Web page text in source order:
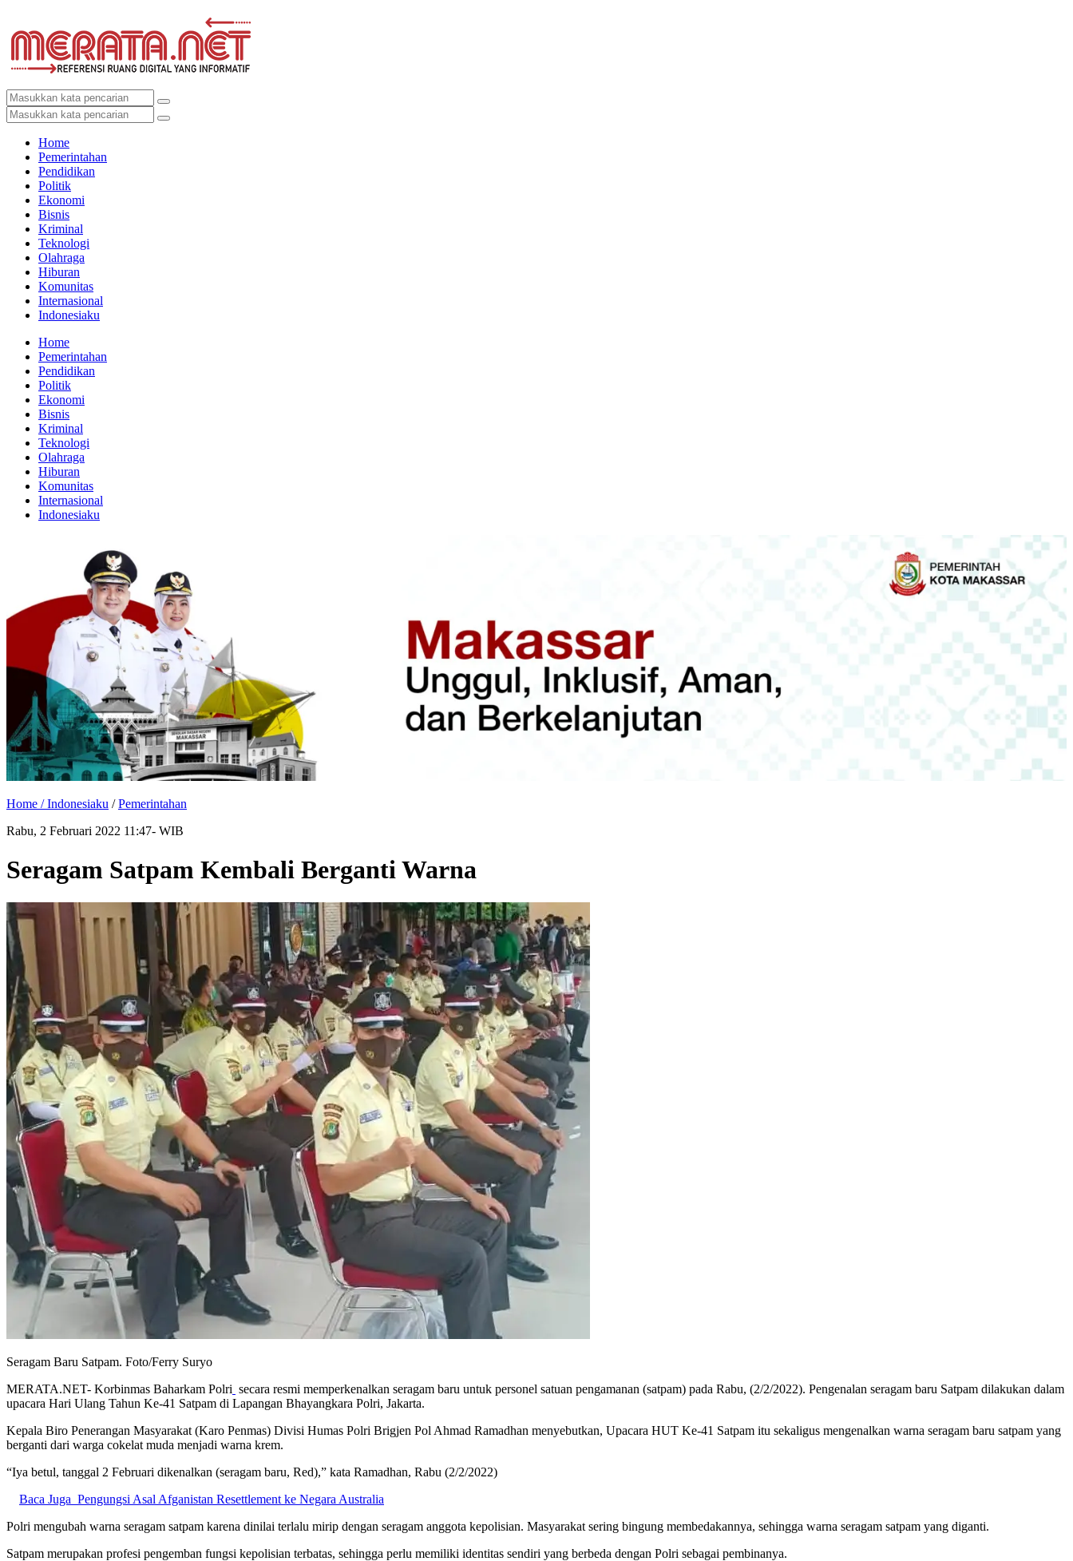
Home
Pemerintahan
Pendidikan
Politik
Ekonomi
Bisnis
Kriminal
Teknologi
Olahraga
Hiburan
Komunitas
Internasional
Indonesiaku
Home
Pemerintahan
Pendidikan
Politik
Ekonomi
Bisnis
Kriminal
Teknologi
Olahraga
Hiburan
Komunitas
Internasional
Indonesiaku
Home /Indonesiaku /Pemerintahan
Rabu, 2 Februari 2022 11:47- WIB
Seragam Satpam Kembali Berganti Warna
Seragam Baru Satpam. Foto/Ferry Suryo
MERATA.NET- Korbinmas Baharkam Polri secara resmi memperkenalkan seragam baru untuk personel satuan pengamanan (satpam) pada Rabu, (2/2/2022). Pengenalan seragam baru Satpam dilakukan dalam
upacara Hari Ulang Tahun Ke-41 Satpam di Lapangan Bhayangkara Polri, Jakarta.
Kepala Biro Penerangan Masyarakat (Karo Penmas) Divisi Humas Polri Brigjen Pol Ahmad Ramadhan menyebutkan, Upacara HUT Ke-41 Satpam itu sekaligus mengenalkan warna seragam baru satpam yang
berganti dari warga cokelat muda menjadi warna krem.
“Iya betul, tanggal 2 Februari dikenalkan (seragam baru, Red),” kata Ramadhan, Rabu (2/2/2022)
Baca Juga Pengungsi Asal Afganistan Resettlement ke Negara Australia
Polri mengubah warna seragam satpam karena dinilai terlalu mirip dengan seragam anggota kepolisian. Masyarakat sering bingung membedakannya, sehingga warna seragam satpam yang diganti.
Satpam merupakan profesi pengemban fungsi kepolisian terbatas, sehingga perlu memiliki identitas sendiri yang berbeda dengan Polri sebagai pembinanya.